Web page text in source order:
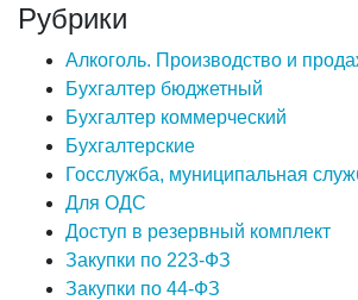
Рубрики
Алкоголь. Производство и
Бухгалтер бюджетный
Бухгалтер коммерческий
Бухгалтерские
Госслужба, муниципальная
Для ОДС
Доступ в резервный комплект
Закупки по 223-ФЗ
Закупки по 44-ФЗ